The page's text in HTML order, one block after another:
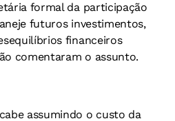
formal da participação
futuros investimentos,
financeiros
comentaram o assunto.
assumindo o custo da